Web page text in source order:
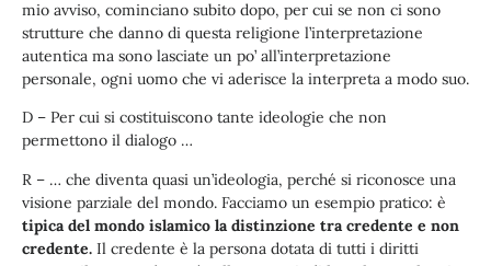
mio avviso, cominciano subito dopo, per cui se non ci sono
strutture che danno di questa religione l’interpretazione
autentica ma sono lasciate un po’ all’interpretazione
personale, ogni uomo che vi aderisce la interpreta a modo suo.
D – Per cui si costituiscono tante ideologie che non
permettono il dialogo …
R – … che diventa quasi un’ideologia, perché si riconosce una
visione parziale del mondo. Facciamo un esempio pratico: è
tipica del mondo islamico la distinzione tra credente e non
credente. Il credente è la persona dotata di tutti i diritti